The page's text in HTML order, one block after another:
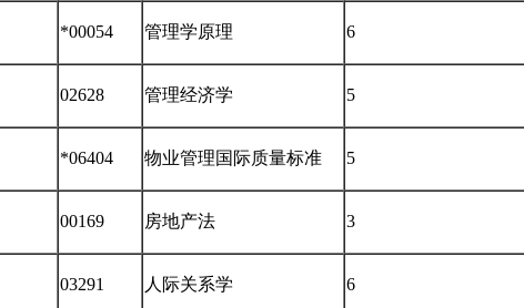
*00054 管理学原理 6
02628 管理经济学 5
*06404 物业管理国际质量标准 5
00169 房地产法 3
03291 人际关系学 6